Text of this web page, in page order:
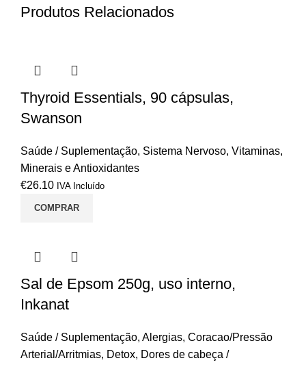
Produtos Relacionados
Thyroid Essentials, 90 cápsulas,
Swanson
Saúde / Suplementação, Sistema Nervoso, Vitaminas,
Minerais e Antioxidantes
€26.10 IVA Incluído
COMPRAR
Sal de Epsom 250g, uso interno,
Inkanat
Saúde / Suplementação, Alergias, Coracao/Pressão
Arterial/Arritmias, Detox, Dores de cabeça /